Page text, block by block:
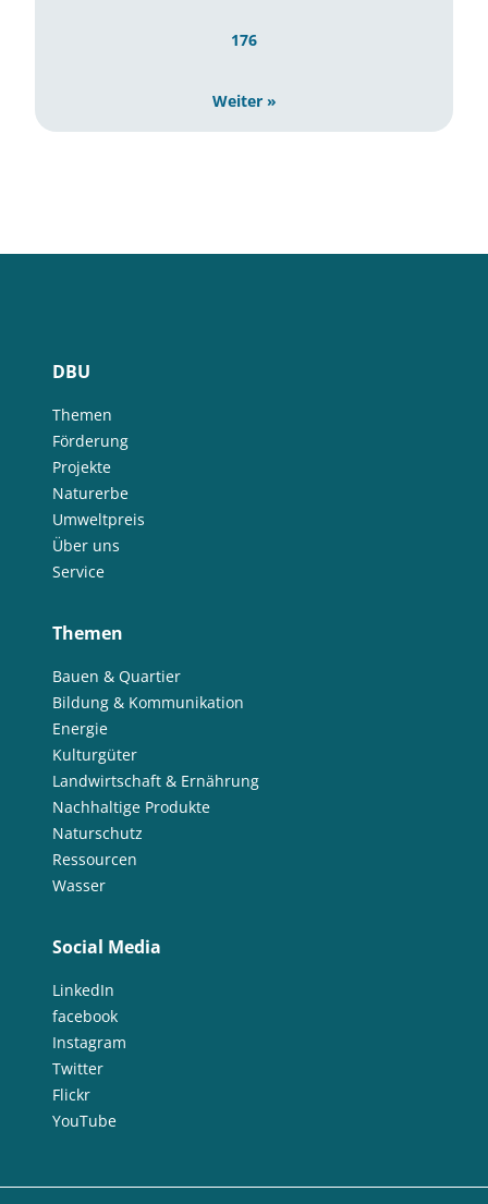
176
Weiter »
DBU
Themen
Förderung
Projekte
Naturerbe
Umweltpreis
Über uns
Service
Themen
Bauen & Quartier
Bildung & Kommunikation
Energie
Kulturgüter
Landwirtschaft & Ernährung
Nachhaltige Produkte
Naturschutz
Ressourcen
Wasser
Social Media
LinkedIn
facebook
Instagram
Twitter
Flickr
YouTube